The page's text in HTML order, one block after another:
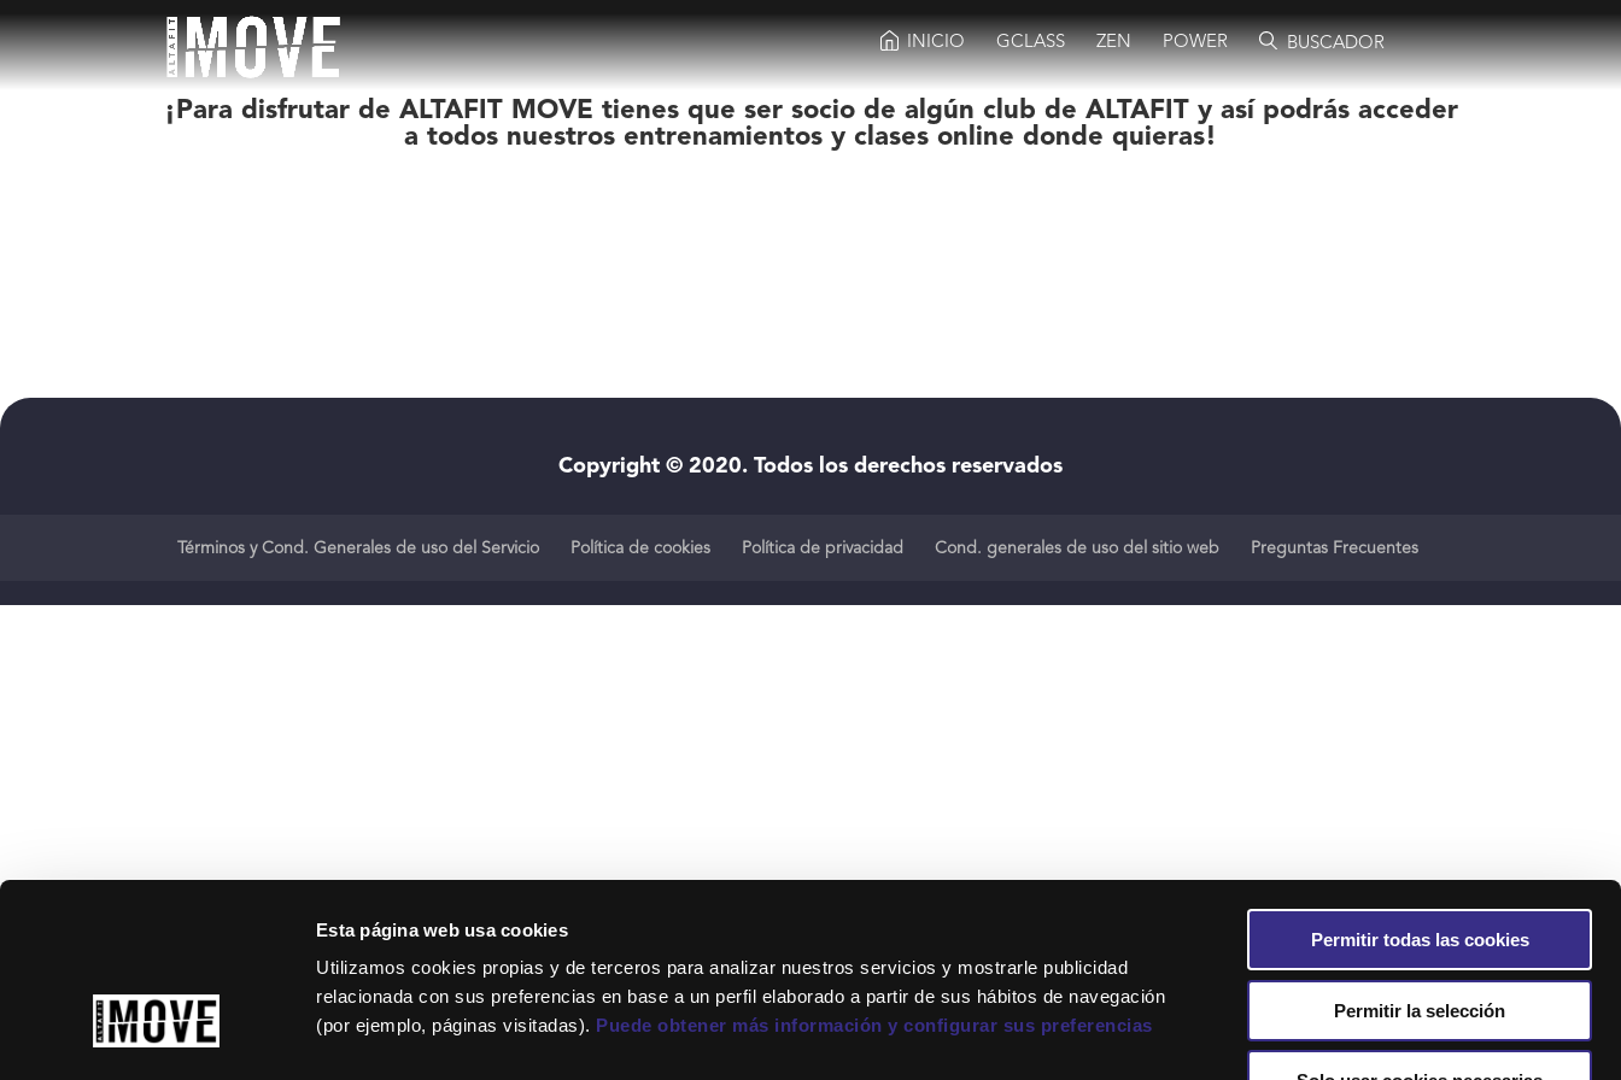
Esta página web usa cookies
Utilizamos cookies propias y de terceros para analizar nuestros servicios y mostrarle publicidad
relacionada con sus preferencias en base a un perfil elaborado a partir de sus hábitos de navegación
(por ejemplo, páginas visitadas). Puede obtener más información y configurar sus preferencias
Permitir todas las cookies
Permitir la selección
INICIO GCLASS ZEN POWER BUSCADOR
¡Para disfrutar de ALTAFIT MOVE tienes que ser socio de algún club de ALTAFIT y así podrás acceder
a todos nuestros entrenamientos y clases online donde quieras!
Copyright © 2020. Todos los derechos reservados
Términos y Cond. Generales de uso del Servicio Política de cookies Política de privacidad Cond. generales de uso del sitio web Preguntas Frecuentes